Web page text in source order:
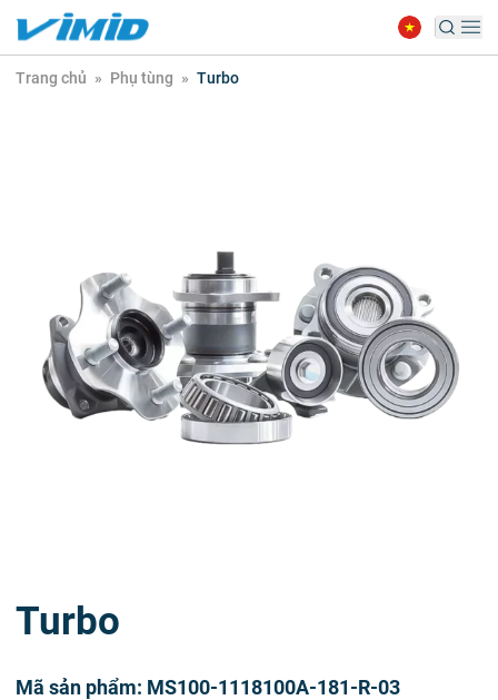
Trang chủ » Phụ tùng » Turbo
Turbo
Mã sản phẩm: MS100-1118100A-181-R-03